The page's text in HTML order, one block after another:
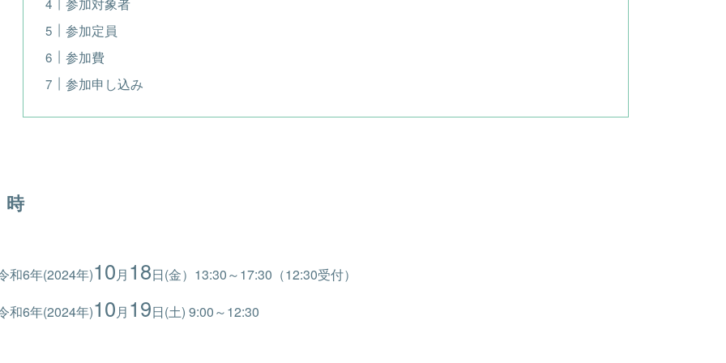
参加対象者
参加定員
参加費
参加申し込み
時
和6年(2024年)10月 18日(金）13:30～17:30（12:30受付）
和6年(2024年)10月 19日(土) 9:00～12:30